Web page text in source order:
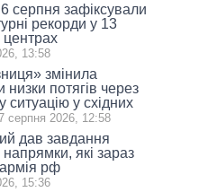
6 серпня зафіксували
рекорди у 13
центрах
13:58
змінила
потягів через
ситуацію у східних
серпня 2026, 12:58
дав завдання
які зараз
рф
15:36